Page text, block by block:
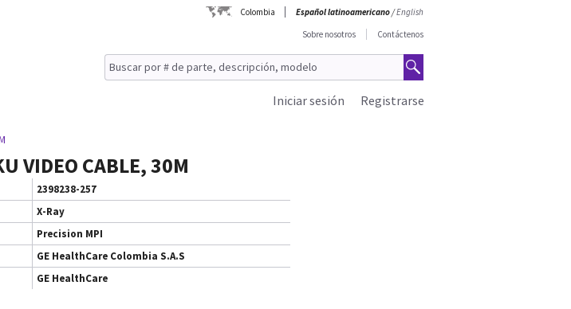
Colombia Español latinoamericano/English
Sobre nosotros
Contáctenos
Registrarse
Iniciar sesión
VIDEO CABLE, 30M
2398238-257
X-Ray
Precision MPI
GE HealthCare Colombia S.A.S
GE HealthCare